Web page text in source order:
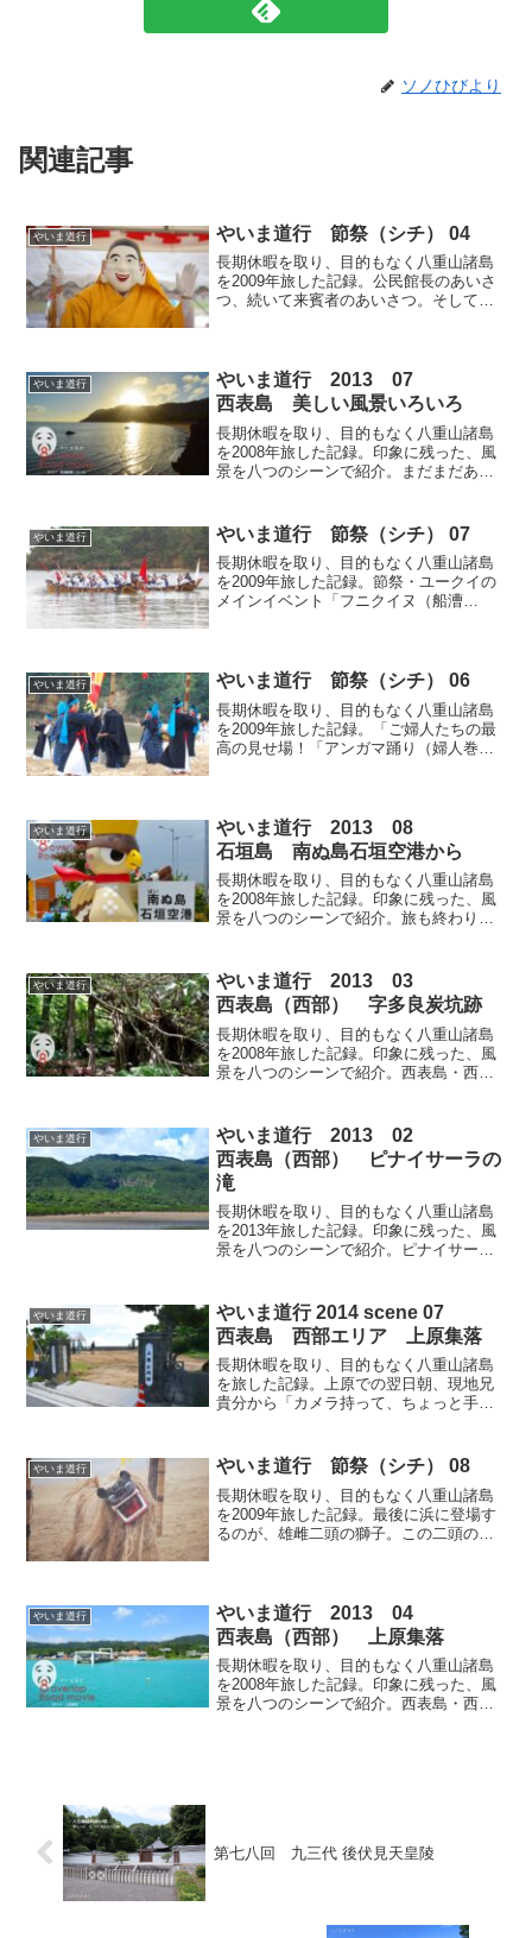
ソノひびより
関連記事
やいま道行 やいま道行 節祭（シチ） 04
長期休暇を取り、目的もなく八重山諸島
を2009年旅した記録。公民館長のあいさ
つ、続いて来賓者のあいさつ。そして時
舞い」を静かに舞いだします。本当に幸
せで平和な瞬間です。
やいま道行
やいま道行 2013 07
西表島 美しい風景いろいろ
長期休暇を取り、目的もなく八重山諸島
を2008年旅した記録。印象に残った、風
景を八つのシーンで紹介。まだまだある
船（鉄栄丸）スポット」、「祖納港・ま
るま盆山」、「美田良浜」、「白浜
港」！！
やいま道行 やいま道行 節祭（シチ） 07
長期休暇を取り、目的もなく八重山諸島
を2009年旅した記録。節祭・ユークイの
メインイベント「フニクイヌ（船漕
元の御座」との間をなんと三往復もす
る！サバニレースだ！
やいま道行 やいま道行 節祭（シチ） 06
長期休暇を取り、目的もなく八重山諸島
を2009年旅した記録。「ご婦人たちの最
高の見せ場！「アンガマ踊り（婦人巻き
んなを引っ張って行くリードボーカル
だ。
やいま道行
やいま道行 2013 08
石垣島 南ぬ島石垣空港から
長期休暇を取り、目的もなく八重山諸島
を2008年旅した記録。印象に残った、風
景を八つのシーンで紹介。旅も終わり、
には気づかなかった「ゆるキャラ」に遭
遇。空港からは美しい白保の海が見え
る〜！
やいま道行
やいま道行 2013 03
西表島（西部） 字多良炭坑跡
長期休暇を取り、目的もなく八重山諸島
を2008年旅した記録。印象に残った、風
景を八つのシーンで紹介。西表島・西
あります。県道沿いには駐車場があり、
徒歩約16分です。アンコール遺跡群みた
ですよ。
やいま道行
やいま道行 2013 02
西表島（西部） ピナイサーラの
滝
長期休暇を取り、目的もなく八重山諸島
を2013年旅した記録。印象に残った、風
景を八つのシーンで紹介。ピナイサーラ
よ。滝つぼにまで行きたい方にはツアー
（カヌー&トレック・お弁当付き）も多く
ありますよ。
やいま道行
やいま道行 2014 scene 07
西表島 西部エリア 上原集落
長期休暇を取り、目的もなく八重山諸島
を旅した記録。上原での翌日朝、現地兄
貴分から「カメラ持って、ちょっと手伝
のため解体、更地に新しい公民館の着工
が近い。その為、今日が地鎮祭。その模
様を写真に記録。
やいま道行 やいま道行 節祭（シチ） 08
長期休暇を取り、目的もなく八重山諸島
を2009年旅した記録。最後に浜に登場す
るのが、雄雌二頭の獅子。この二頭の獅
のですが、また来年・笑）。
やいま道行
やいま道行 2013 04
西表島（西部） 上原集落
長期休暇を取り、目的もなく八重山諸島
を2008年旅した記録。印象に残った、風
景を八つのシーンで紹介。西表島・西部
第七八回 九三代 後伏見天皇陵